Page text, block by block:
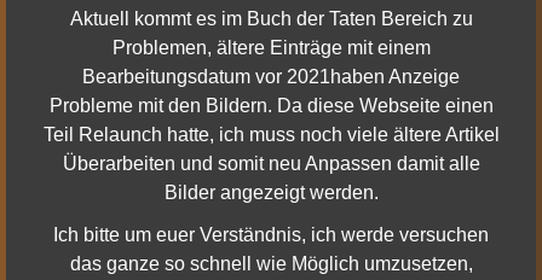
Du bist der Meinung hier stimmt etwas nicht? Oder du hast
Aktuell kommt es im Buch der Taten Bereich zu
Problemen, ältere Einträge mit einem
Bearbeitungsdatum vor 2021haben Anzeige
Probleme mit den Bildern. Da diese Webseite einen
Teil Relaunch hatte, ich muss noch viele ältere Artikel
Überarbeiten und somit neu Anpassen damit alle
Bilder angezeigt werden.
Ich bitte um euer Verständnis, ich werde versuchen
das ganze so schnell wie Möglich umzusetzen,